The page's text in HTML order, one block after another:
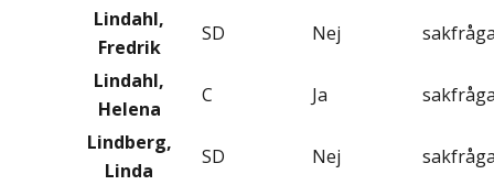
Lindahl,
Fredrik
SD Nej
Lindahl,
Helena
C Ja
Lindberg,
Linda
SD Nej